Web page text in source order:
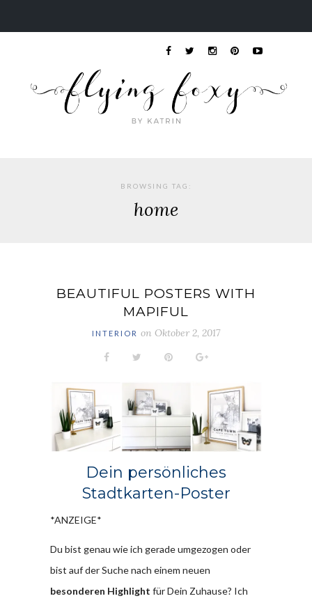
BROWSING TAG:
home
BEAUTIFUL POSTERS WITH
MAPIFUL
INTERIOR on Oktober 2, 2017
Dein persönliches
Stadtkarten-Poster
*ANZEIGE*
Du bist genau wie ich gerade umgezogen oder
bist auf der Suche nach einem neuen
besonderen Highlight für Dein Zuhause? Ich